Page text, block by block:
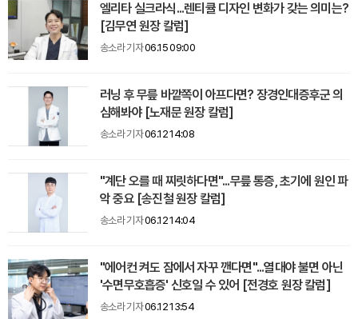
엘리타 실크라식...렌티큘 디자인 변화가 갖는 의미는?
[김무연 원장 칼럼]
송소라 기자06.15 09:00
러닝 후 무릎 바깥쪽이 아프다면? 장경인대증후군 의
심해봐야 [노재문 원장 칼럼]
송소라 기자06.12 14:08
"계단 오를 때 찌릿하다면"...무릎 통증, 초기에 원인 파
악 중요 [송진철 원장 칼럼]
송소라 기자06.12 14:04
"에어컨 켜도 잠에서 자꾸 깬다면"...열대야 불면 아닌
'수면무호흡증' 신호일 수 있어 [전경호 원장 칼럼]
송소라 기자06.12 13:54